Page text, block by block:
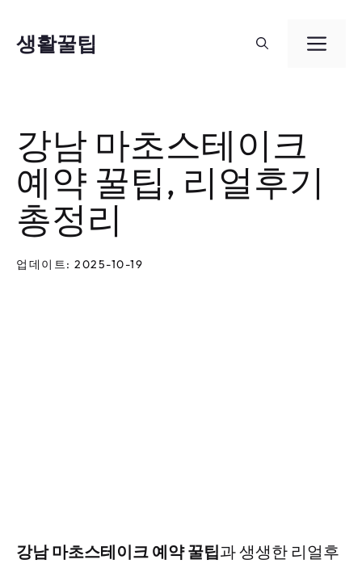
생활꿀팁
메
강남 마초스테이크
예약 꿀팁, 리얼후기
총정리
업데이트: 2025-10-19
강남 마초스테이크 예약 꿀팁과 생생한 리얼후